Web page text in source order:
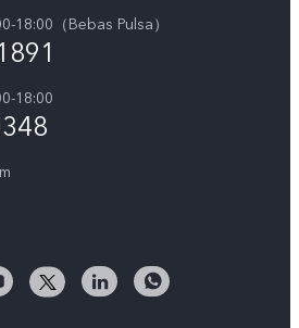
Jemput
Log
18:00（Bebas Pulsa）
18:00